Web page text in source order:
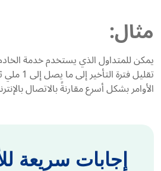
مثال:
تقليل
الأوامر بشكل أسرع مقارنةً بالاتصال
إجابات سريعة